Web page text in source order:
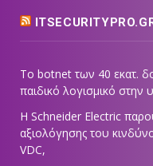
Το botnet των 40 εκατ.
παιδικό λογισμικό στην
Η Schneider Electric
αξιολόγησης του
VDC,